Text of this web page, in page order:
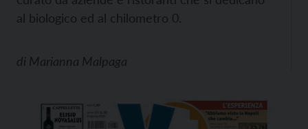
al biologico ed al chilometro 0.
di Marianna Malpaga